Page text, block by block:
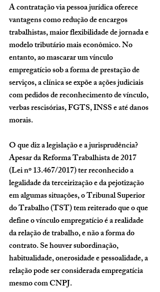
A contratação via pessoa jurídica oferece
vantagens como redução de encargos
trabalhistas, maior flexibilidade de jornada e
modelo tributário mais econômico. No
entanto, ao mascarar um vínculo
empregatício sob a forma de prestação de
serviços, a clínica se expõe a ações judiciais
com pedidos de reconhecimento de vínculo,
verbas rescisórias, FGTS, INSS e até danos
morais.
O que diz a legislação e a jurisprudência?
Apesar da Reforma Trabalhista de 2017
(Lei nº 13.467/2017) ter reconhecido a
legalidade da terceirização e da pejotização
em algumas situações, o Tribunal Superior
do Trabalho (TST) tem reiterado que o que
define o vínculo empregatício é a realidade
da relação de trabalho, e não a forma do
contrato. Se houver subordinação,
habitualidade, onerosidade e pessoalidade, a
relação pode ser considerada empregatícia
mesmo com CNPJ.